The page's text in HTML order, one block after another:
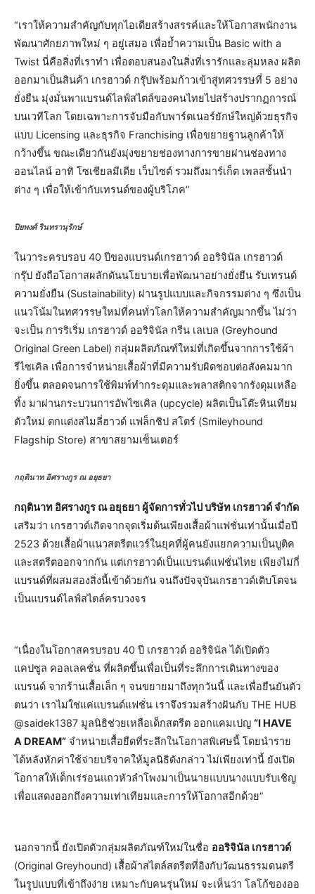
“เราให้ความสำคัญกับทุกไอเดียสร้างสรรค์และให้โอกาสพนักงาน
พัฒนาศักยภาพใหม่ ๆ อยู่เสมอ เพื่อย้ำความเป็น Basic with a
Twist นี่คือสิ่งที่เราทำ เพื่อตอบสนองในสิ่งที่เรารักและลุ่มหลง ผลิต
ออกมาเป็นสินค้า เกรฮาวด์ กรุ๊ปพร้อมก้าวเข้าสู่ทศวรรษที่ 5 อย่าง
ยั่งยืน มุ่งมั่นพาแบรนด์ไลฟ์สไตล์ของคนไทยไปสร้างปรากฏการณ์
บนเวทีโลก โดยเฉพาะการจับมือกับพาร์ตเนอร์ยักษ์ใหญ่ด้วยธุรกิจ
แบบ Licensing และธุรกิจ Franchising เพื่อขยายฐานลูกค้าให้
กว้างขึ้น ขณะเดียวกันยังมุ่งขยายช่องทางการขายผ่านช่องทาง
ออนไลน์ อาทิ โซเชียลมีเดีย เว็บไซต์ รวมถึงมาร์เก็ต เพลสชั้นนำ
ต่าง ๆ เพื่อให้เข้ากับเทรนด์ของผู้บริโภค”
ปิยพงศ์ รินทรานุรักษ์
ในวาระครบรอบ 40 ปีของแบรนด์เกรฮาวด์ ออริจินัล เกรฮาวด์
กรุ๊ป ยังถือโอกาสผลักดันนโยบายเพื่อพัฒนาอย่างยั่งยืน รับเทรนด์
ความยั่งยืน (Sustainability) ผ่านรูปแบบและกิจกรรมต่าง ๆ ซึ่งเป็น
แนวโน้มในทศวรรษใหม่ที่คนทั่วโลกให้ความสำคัญมากขึ้น ไม่ว่า
จะเป็น การริเริ่ม เกรฮาวด์ ออริจินัล กรีน เลเบล (Greyhound
Original Green Label) กลุ่มผลิตภัณฑ์ใหม่ที่เกิดขึ้นจากการใช้ผ้า
รีไซเคิล เพื่อการจำหน่ายเสื้อผ้าที่มีความรับผิดชอบต่อสังคมมาก
ยิ่งขึ้น ตลอดจนการใช้พิมพ์ทำกระดุมและพลาสติกจากรังดุมเหลือ
ทิ้ง มาผ่านกระบวนการอัพไซเคิล (upcycle) ผลิตเป็นโต๊ะหินเทียม
ตัวใหม่ ตกแต่งสไมลี่ฮาวด์ แฟล็กชิป สโตร์ (Smileyhound
Flagship Store) สาขาสยามเซ็นเตอร์
กฤตินาท อิศรางกูร ณ อยุธยา
กฤตินาท อิศรางกูร ณ อยุธยา ผู้จัดการทั่วไป บริษัท เกรฮาวด์ จำกัด
เสริมว่า เกรฮาวด์เกิดจากจุดเริ่มต้นเพียงเสื้อผ้าแฟชั่นเท่านั้นเมื่อปี
2523 ด้วยเสื้อผ้าแนวสตรีตแวร์ในยุคที่ผู้คนยังแยกความเป็นบูติค
และสตรีตออกจากกัน แต่เกรฮาวด์เป็นแบรนด์แฟชั่นไทย เพียงไม่กี่
แบรนด์ที่ผสมสองสิ่งนี้เข้าด้วยกัน จนถึงปัจจุบันเกรฮาวด์เติบโตจน
เป็นแบรนด์ไลฟ์สไตล์ครบวงจร
“เนื่องในโอกาสครบรอบ 40 ปี เกรฮาวด์ ออริจินัล ได้เปิดตัว
แคปซูล คอลเลคชั่น ที่ผลิตขึ้นเพื่อเป็นที่ระลึกการเดินทางของ
แบรนด์ จากร้านเสื้อเล็ก ๆ จนขยายมาถึงทุกวันนี้ และเพื่อยืนยันตัว
ตนว่า เราไม่ใช่แค่แบรนด์แฟชั่น เราจึงร่วมสร้างฝันกับ THE HUB
@saidek1387 มูลนิธิช่วยเหลือเด็กสตรีต ออกแคมเปญ “I HAVE
A DREAM” จำหน่ายเสื้อยืดที่ระลึกในโอกาสพิเศษนี้ โดยนำราย
ได้หลังหักค่าใช้จ่ายบริจาคให้มูลนิธิดังกล่าว ไม่เพียงเท่านี้ ยังเปิด
โอกาสให้เด็กเร่ร่อนแถวหัวลำโพงมาเป็นนายแบบนางแบบรับเชิญ
เพื่อแสดงออกถึงความเท่าเทียมและการให้โอกาสอีกด้วย”
นอกจากนี้ ยังเปิดตัวกลุ่มผลิตภัณฑ์ใหม่ในชื่อ ออริจินัล เกรฮาวด์
(Original Greyhound) เสื้อผ้าสไตล์สตรีตที่อิงกับวัฒนธรรมดนตรี
ในรูปแบบที่เข้าถึงง่าย เหมาะกับคนรุ่นใหม่ จะเห็นว่า โลโก้ของออ